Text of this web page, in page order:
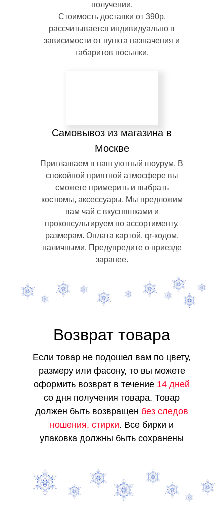
получении.
Стоимость доставки от 390р,
рассчитывается индивидуально в
зависимости от пункта назначения и
габаритов посылки.
Самовывоз из магазина в
Москве
Приглашаем в наш уютный шоурум. В
спокойной приятной атмосфере вы
сможете примерить и выбрать
костюмы, аксессуары. Мы предложим
вам чай с вкусняшками и
проконсультируем по ассортименту,
размерам. Оплата картой, qr-кодом,
наличными. Предупредите о приезде
заранее.
Возврат товара
Если товар не подошел вам по цвету,
размеру или фасону, то вы можете
оформить возврат в течение 14 дней
со дня получения товара. Товар
должен быть возвращен без следов
ношения, стирки. Все бирки и
упаковка должны быть сохранены